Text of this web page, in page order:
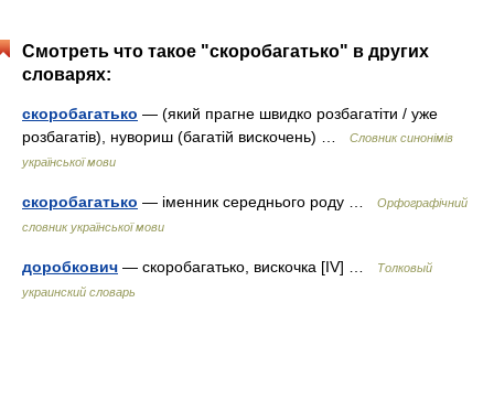
Смотреть что такое "скоробагатько" в других
словарях:
скоробагатько — (який прагне швидко розбагатіти / уже
розбагатів), нувориш (багатій вискочень) …
Словник синонімів
української мови
скоробагатько — іменник середнього роду …
Орфографічний
словник української мови
доробкович — скоробагатько, вискочка [IV] …
Толковый
украинский словарь